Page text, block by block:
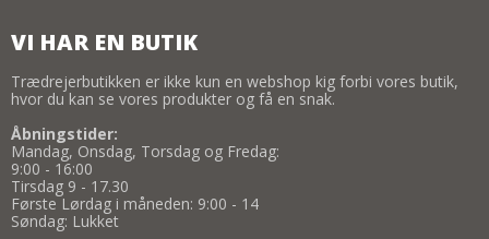
VI HAR EN BUTIK
Trædrejerbutikken er ikke kun en webshop kig forbi vores butik,
hvor du kan se vores produkter og få en snak.
Åbningstider:
Mandag, Onsdag, Torsdag og Fredag:
9:00 - 16:00
Tirsdag 9 - 17.30
Første Lørdag i måneden: 9:00 - 14
Søndag: Lukket